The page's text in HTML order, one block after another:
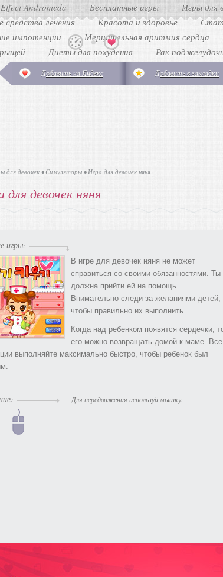
Andromeda Бесплатные игры
Игры для
средства лечения Красота и здоровье
импотенции
Мерцательная аритмия сердца
Диеты для похудения Рак
Добавить на Яндекс Добавить в закладки
для девочек• Cимуляторы • Игра для девочек няня
для девочек няня
игры:
В игре для девочек няня не может
справиться со своими обязанностями. Ты
должна прийти ей на помощь.
Внимательно следи за желаниями детей,
чтобы правильно их выполнить.
Когда над ребенком появятся сердечки,
его можно возвращать домой к маме. Все
выполняйте максимально быстро, чтобы ребенок был
Для передвижения используй мышку.